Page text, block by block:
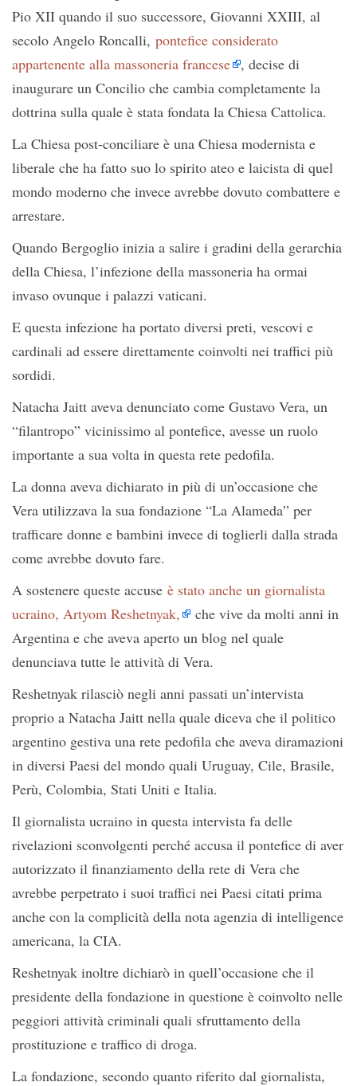
Pio XII quando il suo successore, Giovanni XXIII, al
secolo Angelo Roncalli, pontefice considerato
appartenente alla massoneria francese , decise di
inaugurare un Concilio che cambia completamente la
dottrina sulla quale è stata fondata la Chiesa Cattolica.
La Chiesa post-conciliare è una Chiesa modernista e
liberale che ha fatto suo lo spirito ateo e laicista di quel
mondo moderno che invece avrebbe dovuto combattere e
arrestare.
Quando Bergoglio inizia a salire i gradini della gerarchia
della Chiesa, l’infezione della massoneria ha ormai
invaso ovunque i palazzi vaticani.
E questa infezione ha portato diversi preti, vescovi e
cardinali ad essere direttamente coinvolti nei traffici più
sordidi.
Natacha Jaitt aveva denunciato come Gustavo Vera, un
“filantropo” vicinissimo al pontefice, avesse un ruolo
importante a sua volta in questa rete pedofila.
La donna aveva dichiarato in più di un’occasione che
Vera utilizzava la sua fondazione “La Alameda” per
trafficare donne e bambini invece di toglierli dalla strada
come avrebbe dovuto fare.
A sostenere queste accuse è stato anche un giornalista
ucraino, Artyom Reshetnyak,
che vive da molti anni in
Argentina e che aveva aperto un blog nel quale
denunciava tutte le attività di Vera.
Reshetnyak rilasciò negli anni passati un’intervista
proprio a Natacha Jaitt nella quale diceva che il politico
argentino gestiva una rete pedofila che aveva diramazioni
in diversi Paesi del mondo quali Uruguay, Cile, Brasile,
Perù, Colombia, Stati Uniti e Italia.
Il giornalista ucraino in questa intervista fa delle
rivelazioni sconvolgenti perché accusa il pontefice di aver
autorizzato il finanziamento della rete di Vera che
avrebbe perpetrato i suoi traffici nei Paesi citati prima
anche con la complicità della nota agenzia di intelligence
americana, la CIA.
Reshetnyak inoltre dichiarò in quell’occasione che il
presidente della fondazione in questione è coinvolto nelle
peggiori attività criminali quali sfruttamento della
prostituzione e traffico di droga.
La fondazione, secondo quanto riferito dal giornalista,